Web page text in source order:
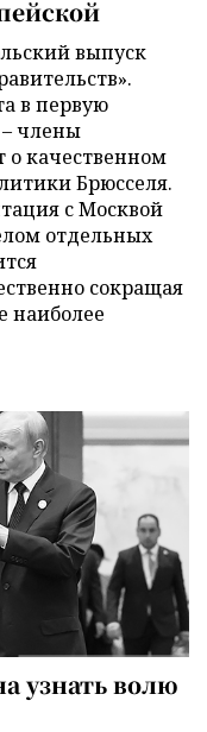
выпуск
в первую
– члены
о качественном
Брюсселя.
с Москвой
отдельных
сокращая
наиболее
узнать волю